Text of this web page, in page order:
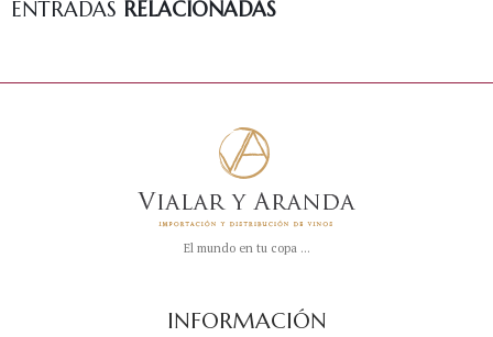
ENTRADAS RELACIONADAS
El mundo en tu copa ...
INFORMACIÓN